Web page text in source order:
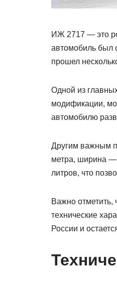
ИЖ 2717 — это
автомобиль был
прошел
Одной из
модификации,
автомобилю
Другим важным
метра, ширина —
литров, что
Важно отметить,
технические
России и